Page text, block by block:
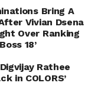
Bring A
Vivian Dsena
Over Ranking
18’
Rathee
in COLORS’